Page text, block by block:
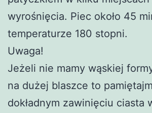
wyrośnięcia. Piec około 45
temperaturze 180 stopni.
Uwaga!
Jeżeli nie mamy wąskiej
na dużej blaszce to
dokładnym zawinięciu ciasta